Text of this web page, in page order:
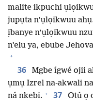
malite ikpuchi
jupụta n’ụlọikwuu
ịbanye n’ụlọikwuu
n’elu ya, ebube
+
36
Mgbe ígwé ojii
ụmụ Izrel na-akwali
ná nkebi. + 37
Otú ọ